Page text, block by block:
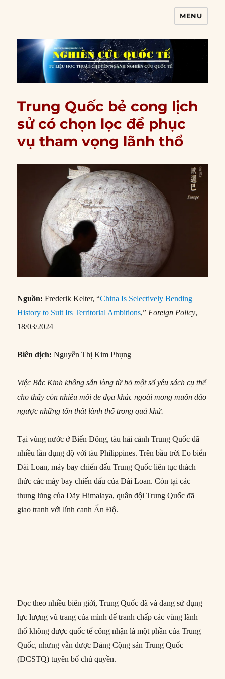
MENU
Trung Quốc bẻ cong lịch
sử có chọn lọc để phục
vụ tham vọng lãnh thổ
Nguồn: Frederik Kelter, “China Is Selectively Bending
History to Suit Its Territorial Ambitions,”Foreign Policy,
18/03/2024
Biên dịch: Nguyễn Thị Kim Phụng
Việc Bắc Kinh không sẵn lòng từ bỏ một số yêu sách cụ thể
cho thấy còn nhiều mối đe dọa khác ngoài mong muốn đảo
ngược những tổn thất lãnh thổ trong quá khứ.
Tại vùng nước ở Biển Đông, tàu hải cảnh Trung Quốc đã
nhiều lần đụng độ với tàu Philippines. Trên bầu trời Eo biển
Đài Loan, máy bay chiến đấu Trung Quốc liên tục thách
thức các máy bay chiến đấu của Đài Loan. Còn tại các
thung lũng của Dãy Himalaya, quân đội Trung Quốc đã
giao tranh với lính canh Ấn Độ.
Dọc theo nhiều biên giới, Trung Quốc đã và đang sử dụng
lực lượng vũ trang của mình để tranh chấp các vùng lãnh
thổ không được quốc tế công nhận là một phần của Trung
Quốc, nhưng vẫn được Đảng Cộng sản Trung Quốc
(ĐCSTQ) tuyên bố chủ quyền.